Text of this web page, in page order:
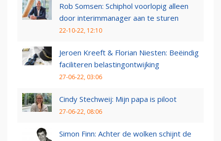
Rob Somsen: Schiphol voorlopig alleen
door interimmanager aan te sturen
22-10-22, 12:10
Jeroen Kreeft & Florian Niesten: Beëindig
faciliteren belastingontwijking
27-06-22, 03:06
Cindy Stechweij: Mijn papa is piloot
27-06-22, 08:06
Simon Finn: Achter de wolken schijnt de